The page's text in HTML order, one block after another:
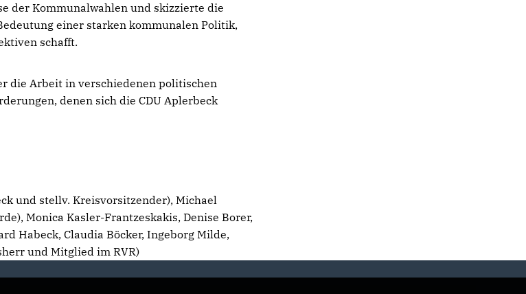
der Kommunalwahlen und skizzierte die
einer starken kommunalen Politik,
schafft.
die Arbeit in verschiedenen politischen
denen sich die CDU Aplerbeck
und stellv. Kreisvorsitzender), Michael
Monica Kasler-Frantzeskakis, Denise Borer,
Habeck, Claudia Böcker, Ingeborg Milde,
und Mitglied im RVR)